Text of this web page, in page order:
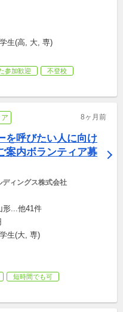
生(高, 大, 専)
参加歓迎
不登校
8ヶ月前
を呼びたい人に向け
案内ボランティア募
ディングス株式会社
形...他41件
生(大, 専)
短時間でも可